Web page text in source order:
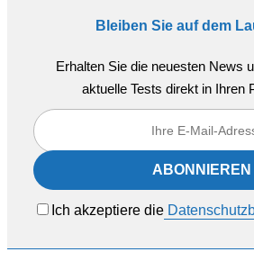
Bleiben Sie auf dem
Erhalten Sie die neuesten News
aktuelle Tests direkt in Ihren
Ich akzeptiere die